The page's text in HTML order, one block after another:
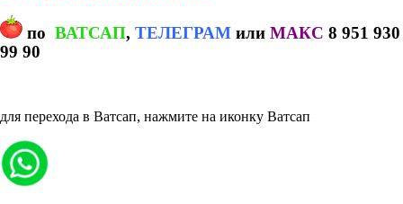
по ВАТСАП, ТЕЛЕГРАМ или МАКС 8 951 930
99 90
для перехода в Ватсап, нажмите на иконку Ватсап